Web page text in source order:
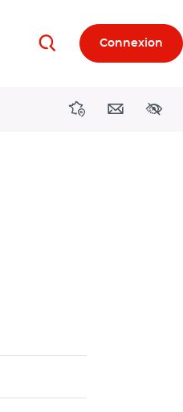
RechercherConnexion
DirectionsContact